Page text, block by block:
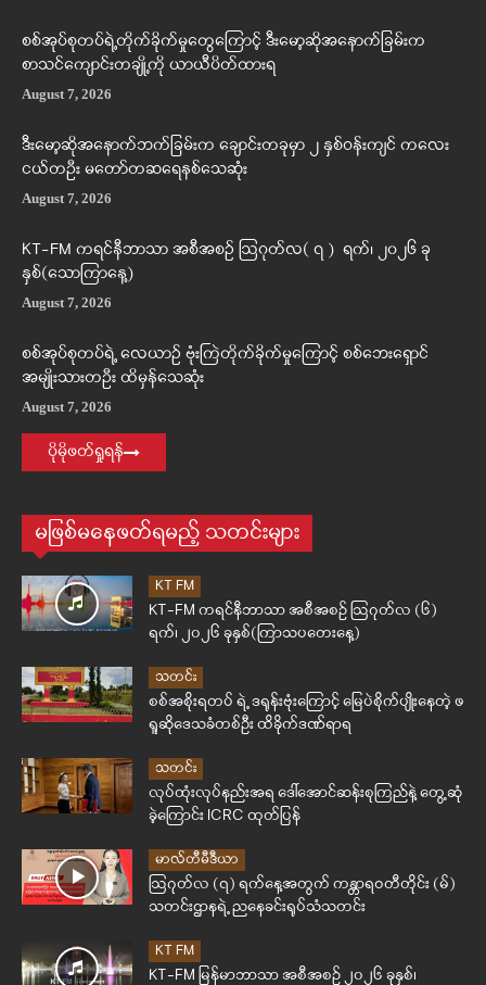
စစ်အုပ်စုတပ်ရဲ့တိုက်ခိုက်မှုတွေကြောင့် ဒီးမော့ဆိုအနောက်ခြမ်းက
စာသင်ကျောင်းတချို့ကို ယာယီပိတ်ထားရ
August 7, 2026
ဒီးမော့ဆိုအနောက်ဘက်ခြမ်းက ချောင်းတခုမှာ ၂ နှစ်ဝန်းကျင် ကလေး
ငယ်တဦး မတော်တဆရေနစ်သေဆုံး
August 7, 2026
KT-FM ကရင်နီဘာသာ အစီအစဉ် ဩဂုတ်လ( ၇ ) ရက်၊ ၂၀၂၆ ခု
နှစ်(သောကြာနေ့)
August 7, 2026
စစ်အုပ်စုတပ်ရဲ့ လေယာဉ် ဗုံးကြဲတိုက်ခိုက်မှုကြောင့် စစ်ဘေးရှောင်
အမျိုးသားတဦး ထိမှန်သေဆုံး
August 7, 2026
ပိုမိုဖတ်ရှုရန်
မဖြစ်မနေဖတ်ရမည့် သတင်းများ
KT FM
KT-FM ကရင်နီဘာသာ အစီအစဉ် ဩဂုတ်လ (၆)
ရက်၊ ၂၀၂၆ ခုနှစ်(ကြာသပတေးနေ့)
သတင်း
စစ်အစိုးရတပ် ရဲ့ ဒရုန်းဗုံးကြောင့် မြေပဲစိုက်ပျိုးနေတဲ့ ဖ
ရူဆိုဒေသခံတစ်ဦး ထိခိုက်ဒဏ်ရာရ
သတင်း
လုပ်ထုံးလုပ်နည်းအရ ဒေါ်အောင်ဆန်းစုကြည်နဲ့ တွေ့ဆုံ
ခဲ့ကြောင်း ICRC ထုတ်ပြန်
မာလ်တီမီဒီယာ
ဩဂုတ်လ (၇) ရက်နေ့အတွက် ကန္တာရဝတီတိုင်း (မ်)
သတင်းဌာနရဲ့ ညနေခင်းရုပ်သံသတင်း
KT FM
KT-FM မြန်မာဘာသာ အစီအစဉ် ၂၀၂၆ ခုနှစ်၊